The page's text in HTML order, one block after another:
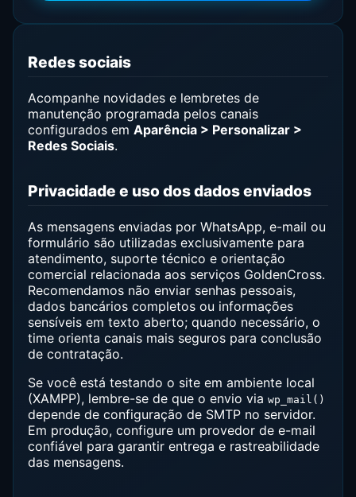
Redes sociais
Acompanhe novidades e lembretes de
manutenção programada pelos canais
configurados emAparência > Personalizar >
Redes Sociais.
Privacidade e uso dos dados enviados
As mensagens enviadas por WhatsApp, e-mail ou
formulário são utilizadas exclusivamente para
atendimento, suporte técnico e orientação
comercial relacionada aos serviços GoldenCross.
Recomendamos não enviar senhas pessoais,
dados bancários completos ou informações
sensíveis em texto aberto; quando necessário, o
time orienta canais mais seguros para conclusão
de contratação.
Se você está testando o site em ambiente local
(XAMPP), lembre-se de que o envio viawp_mail()
depende de configuração de SMTP no servidor.
Em produção, configure um provedor de e-mail
confiável para garantir entrega e rastreabilidade
das mensagens.